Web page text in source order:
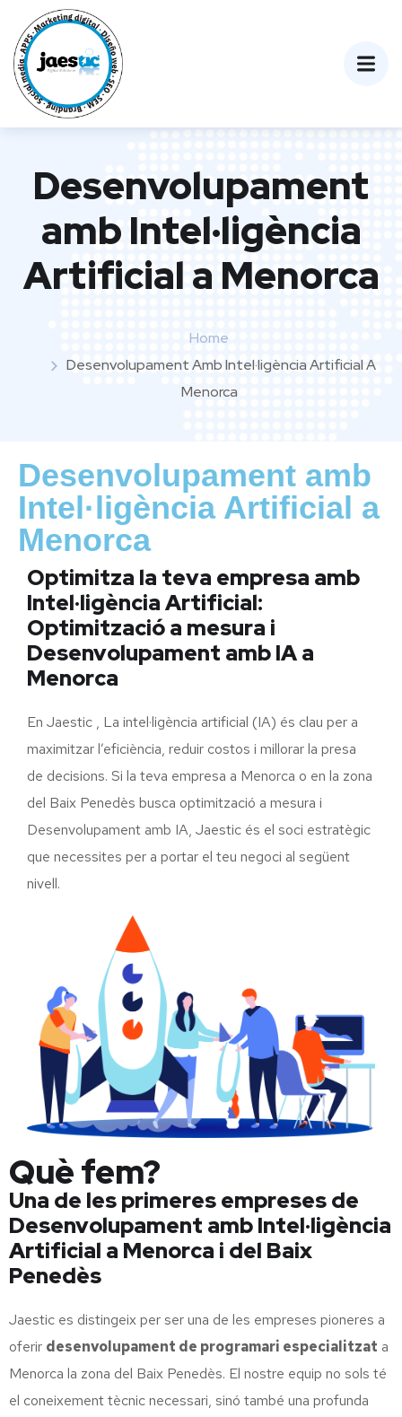
Desenvolupament
amb Intel·ligència
Artificial a Menorca
Home
Desenvolupament Amb Intel·ligència Artificial A
Menorca
Desenvolupament amb
Intel·ligència Artificial a
Menorca
Optimitza la teva empresa amb
Intel·ligència Artificial:
Optimització a mesura i
Desenvolupament amb IA a
Menorca
En Jaestic , La intel·ligència artificial (IA) és clau per a
maximitzar l’eficiència, reduir costos i millorar la presa
de decisions. Si la teva empresa a Menorca o en la zona
del Baix Penedès busca optimització a mesura i
Desenvolupament amb IA, Jaestic és el soci estratègic
que necessites per a portar el teu negoci al següent
nivell.
Què fem?
Una de les primeres empreses de
Desenvolupament amb Intel·ligència
Artificial a Menorca i del Baix
Penedès
Jaestic es distingeix per ser una de les empreses pioneres a
oferir desenvolupament de programari especialitzat a
Menorca la zona del Baix Penedès. El nostre equip no sols té
el coneixement tècnic necessari, sinó també una profunda